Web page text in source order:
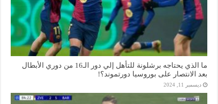
ما الذي يحتاجه برشلونة للتأهل إلي دور الـ16 من دوري الأبطال
بعد الانتصار على بوروسيا دورتموند؟!
ديسمبر 11, 2024